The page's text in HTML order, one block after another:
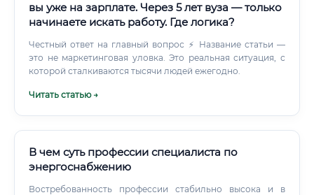
вы уже на зарплате. Через 5 лет вуза — только
начинаете искать работу. Где логика?
Честный ответ на главный вопрос ⚡ Название статьи —
это не маркетинговая уловка. Это реальная ситуация, с
которой сталкиваются тысячи людей ежегодно.
Читать статью →
В чем суть профессии специалиста по
энергоснабжению
Востребованность профессии стабильно высока и в